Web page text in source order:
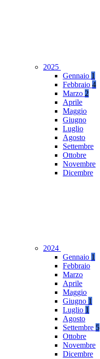
2025
Gennaio 1
Febbraio 4
Marzo 2
Aprile
Maggio
Giugno
Luglio
Agosto
Settembre
Ottobre
Novembre
Dicembre
2024
Gennaio 1
Febbraio
Marzo
Aprile
Maggio
Giugno 1
Luglio 1
Agosto
Settembre 5
Ottobre
Novembre
Dicembre